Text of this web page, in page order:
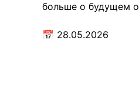
больше о будущем
📅 28.05.2026